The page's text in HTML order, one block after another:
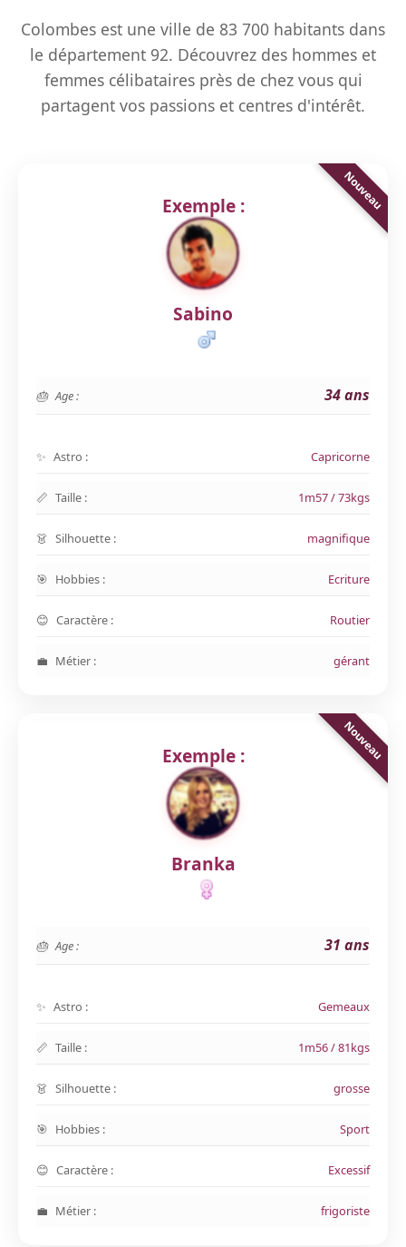
Colombes est une ville de 83 700 habitants dans
le département 92. Découvrez des hommes et
femmes célibataires près de chez vous qui
partagent vos passions et centres d'intérêt.
Exemple :
Sabino
Age : 34 ans
Astro : Capricorne
Taille : 1m57 / 73kgs
Silhouette : magnifique
Hobbies : Ecriture
Caractère : Routier
Métier : gérant
Exemple :
Branka
Age : 31 ans
Astro : Gemeaux
Taille : 1m56 / 81kgs
Silhouette : grosse
Hobbies : Sport
Caractère : Excessif
Métier : frigoriste